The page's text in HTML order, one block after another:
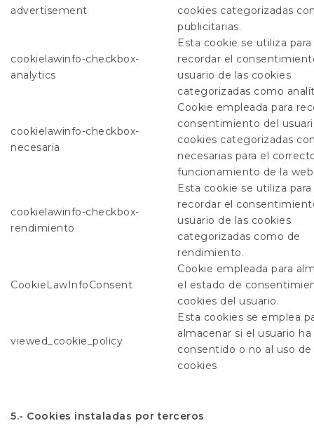
advertisement
cookies categorizadas
publicitarias.
cookielawinfo-checkbox-
analytics
Esta cookie se utiliza para
recordar el
usuario de las cookies
categorizadas como
cookielawinfo-checkbox-
necesaria
Cookie empleada para
consentimiento del
cookies categorizadas
necesarias para el
funcionamiento de la web
cookielawinfo-checkbox-
rendimiento
Esta cookie se utiliza para
recordar el
usuario de las cookies
categorizadas como de
rendimiento.
CookieLawInfoConsent
Cookie empleada para
el estado de
cookies del usuario.
viewed_cookie_policy
Esta cookies se emplea
almacenar si el usuario ha
consentido o no al uso de
cookies
5.- Cookies instaladas por terceros